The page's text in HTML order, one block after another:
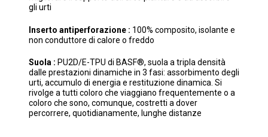
gli urti
Inserto antiperforazione : 100% composito, isolante e
non conduttore di calore o freddo
Suola : PU2D/E-TPU di BASF®, suola a tripla densità
dalle prestazioni dinamiche in 3 fasi: assorbimento degli
urti, accumulo di energia e restituzione dinamica. Si
rivolge a tutti coloro che viaggiano frequentemente o a
coloro che sono, comunque, costretti a dover
percorrere, quotidianamente, lunghe distanze